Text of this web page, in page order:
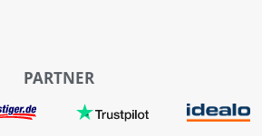
PARTNER